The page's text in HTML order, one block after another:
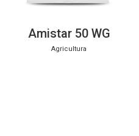
Amistar 50 WG
Agricultura